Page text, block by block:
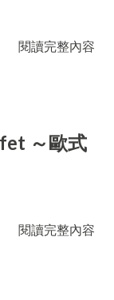
閱讀完整內容
～歐式
閱讀完整內容